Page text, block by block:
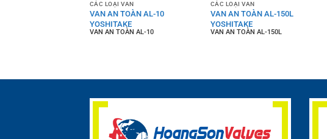
CÁC LOẠI VAN
VAN AN TOÀN AL-10
YOSHITAKE
VAN AN TOÀN AL-10
CÁC LOẠI VAN
VAN AN TOÀN AL-150L
YOSHITAKE
VAN AN TOÀN AL-150L